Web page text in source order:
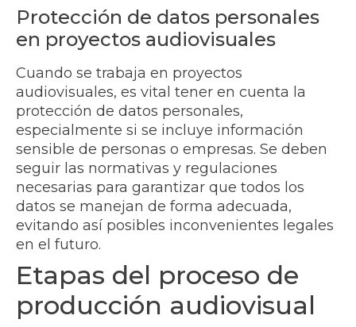
Protección de datos personales
en proyectos audiovisuales
Cuando se trabaja en proyectos
audiovisuales, es vital tener en cuenta la
protección de datos personales,
especialmente si se incluye información
sensible de personas o empresas. Se deben
seguir las normativas y regulaciones
necesarias para garantizar que todos los
datos se manejan de forma adecuada,
evitando así posibles inconvenientes legales
en el futuro.
Etapas del proceso de
producción audiovisual